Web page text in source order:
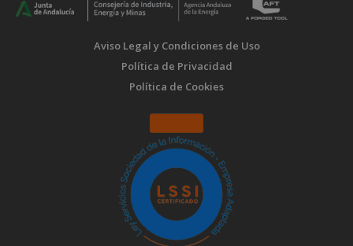
Aviso Legal y Condiciones de Uso
Política de Privacidad
Política de Cookies